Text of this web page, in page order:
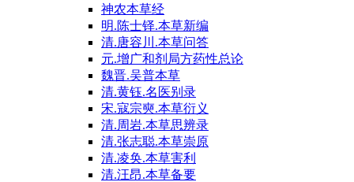
神农本草经
明.陈士铎.本草新编
清.唐容川.本草问答
元.增广和剂局方药性总论
魏晋.吴普本草
清.黄钰.名医别录
宋.寇宗奭.本草衍义
清.周岩.本草思辨录
清.张志聪.本草崇原
清.凌奂.本草害利
清.汪昂.本草备要